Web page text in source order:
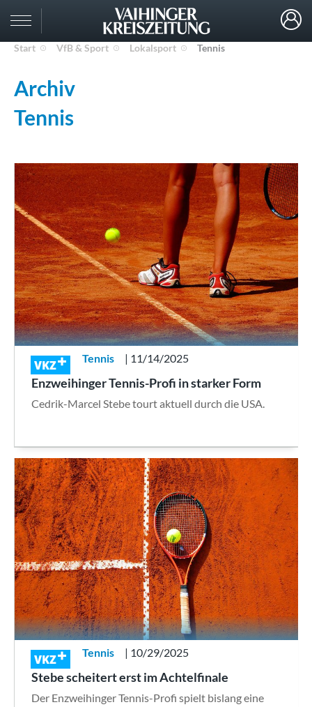
Start VfB & Sport Lokalsport Tennis
Archiv
Tennis
VKZ Tennis | 11/14/2025
Enzweihinger Tennis-Profi in starker Form
Cedrik-Marcel Stebe tourt aktuell durch die USA.
VKZ Tennis | 10/29/2025
Stebe scheitert erst im Achtelfinale
Der Enzweihinger Tennis-Profi spielt bislang eine